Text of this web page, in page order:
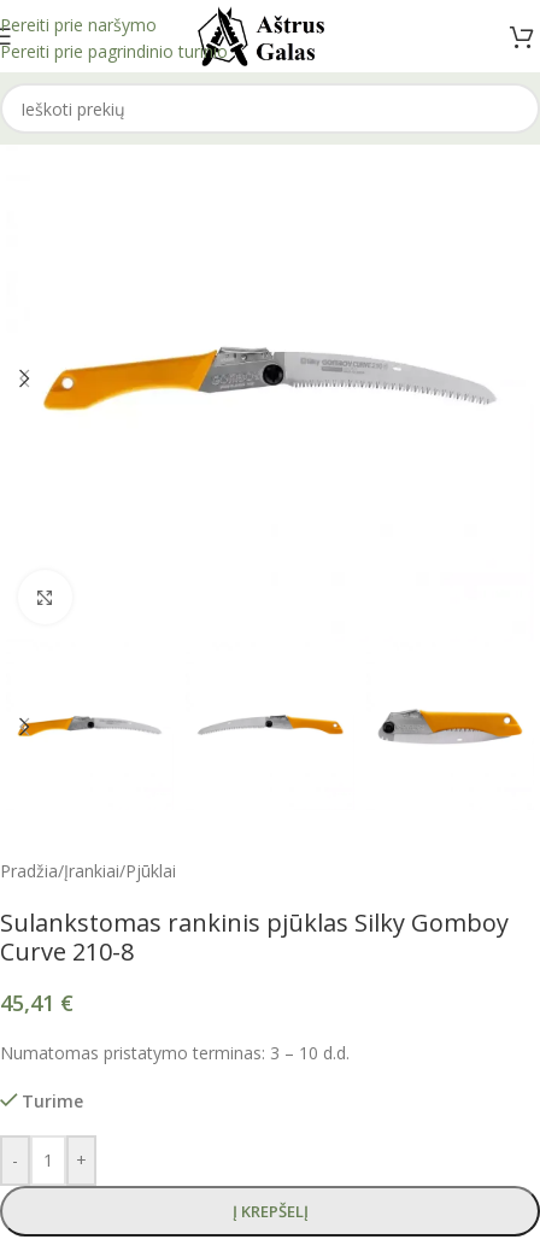
Pereiti prie naršymo
Pereiti prie pagrindinio turinio
Pradžia/Įrankiai/Pjūklai
Sulankstomas rankinis pjūklas Silky Gomboy
Curve 210-8
45,41 €
Numatomas pristatymo terminas: 3 – 10 d.d.
Turime
- +
Į KREPŠELĮ